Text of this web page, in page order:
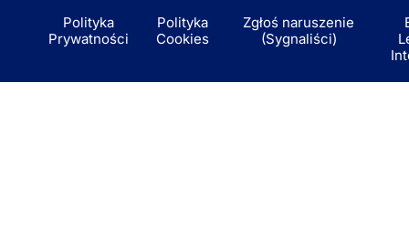
Polityka
Prywatności
Polityka
Cookies
Zgłoś naruszenie
(Sygnaliści)